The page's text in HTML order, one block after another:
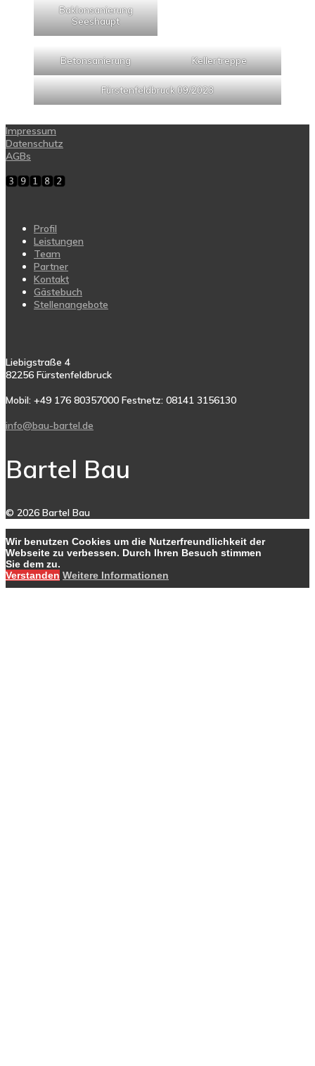
Baklonsanierung
Seeshaupt
Betonsanierung Kellertreppe
Fürstenfeldbruck 09/2023
Impressum
Datenschutz
AGBs
Profil
Leistungen
Team
Partner
Kontakt
Gästebuch
Stellenangebote
Liebigstraße 4
82256 Fürstenfeldbruck
Mobil: +49 176 80357000 Festnetz: 08141 3156130
info@bau-bartel.de
Bartel Bau
© 2026 Bartel Bau
Wir benutzen Cookies um die Nutzerfreundlichkeit der
Webseite zu verbessen. Durch Ihren Besuch stimmen
Sie dem zu.
Verstanden Weitere Informationen